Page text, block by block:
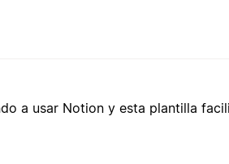
a usar Notion y esta plantilla